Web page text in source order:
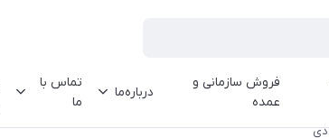
فروش سازمانی و
عمده
درباره‌ما
تماس با
ما